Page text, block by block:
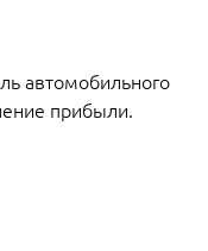
автомобильного
прибыли.